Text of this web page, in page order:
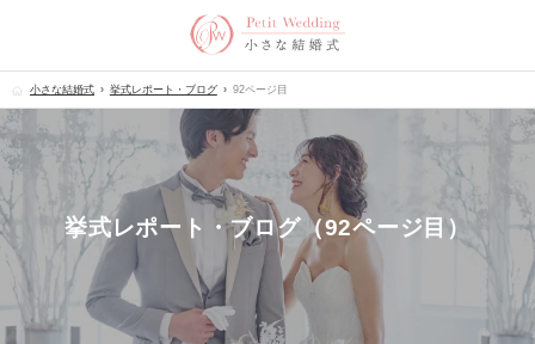
小さな結婚式 挙式レポート・ブログ 92ページ目
挙式レポート・ブログ（92ページ目）